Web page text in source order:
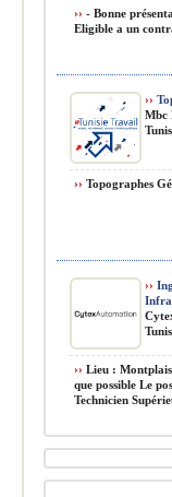
›› - Bonne
Eligible a un
››
Mbc
›› Topographes
››
›› Lieu :
que possible Le
Technicien